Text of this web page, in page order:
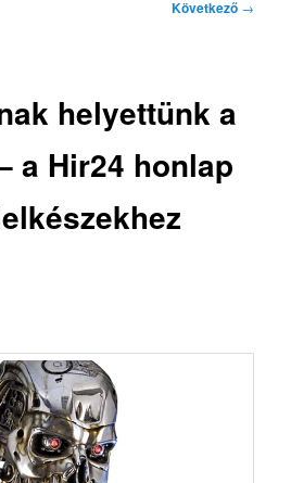
Következő →
helyettünk a
a Hir24 honlap